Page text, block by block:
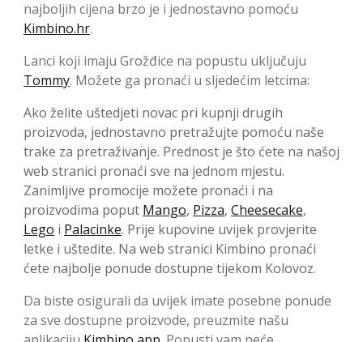
najboljih cijena brzo je i jednostavno pomoću
Kimbino.hr.
Lanci koji imaju Grožđice na popustu uključuju
Tommy. Možete ga pronaći u sljedećim letcima:
Ako želite uštedjeti novac pri kupnji drugih
proizvoda, jednostavno pretražujte pomoću naše
trake za pretraživanje. Prednost je što ćete na našoj
web stranici pronaći sve na jednom mjestu.
Zanimljive promocije možete pronaći i na
proizvodima poput Mango, Pizza, Cheesecake,
Lego i Palacinke. Prije kupovine uvijek provjerite
letke i uštedite. Na web stranici Kimbino pronaći
ćete najbolje ponude dostupne tijekom Kolovoz.
Da biste osigurali da uvijek imate posebne ponude
za sve dostupne proizvode, preuzmite našu